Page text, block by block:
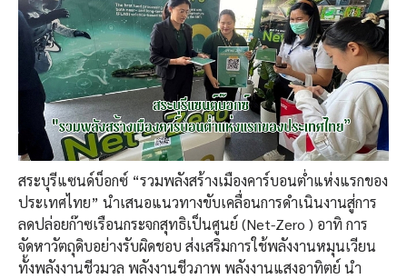
สระบุรีแซนด์บ็อกซ์ “รวมพลังสร้างเมืองคาร์บอนต่ำแห่งแรกของ
ประเทศไทย” นำเสนอแนวทางขับเคลื่อนการดำเนินงานสู่การ
ลดปล่อยก๊าซเรือนกระจกสุทธิเป็นศูนย์ (Net-Zero ) อาทิ การ
จัดหาวัตถุดิบอย่างรับผิดชอบ ส่งเสริมการใช้พลังงานหมุนเวียน
ทั้งพลังงานชีวมวล พลังงานชีวภาพ พลังงานแสงอาทิตย์ นำ